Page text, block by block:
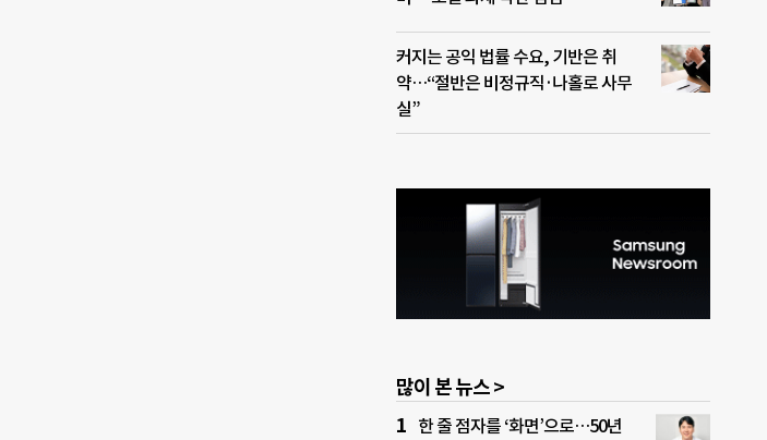
커지는 공익 법률 수요, 기반은 취
약…“절반은 비정규직·나홀로 사무
실”
많이 본 뉴스 >
한 줄 점자를 ‘화면’으로…50년